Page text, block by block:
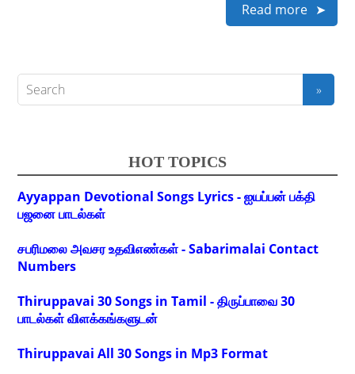
Read more
HOT TOPICS
Ayyappan Devotional Songs Lyrics - ஐயப்பன் பக்தி
பஜனை பாடல்கள்
சபரிமலை அவசர உதவிஎண்கள் - Sabarimalai Contact
Numbers
Thiruppavai 30 Songs in Tamil - திருப்பாவை 30
பாடல்கள் விளக்கங்களுடன்
Thiruppavai All 30 Songs in Mp3 Format